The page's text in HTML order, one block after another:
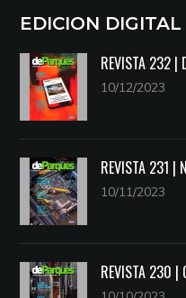
EDICION DIGITAL
REVISTA 232 |
10/12/2023
REVISTA 231 |
10/11/2023
REVISTA 230 |